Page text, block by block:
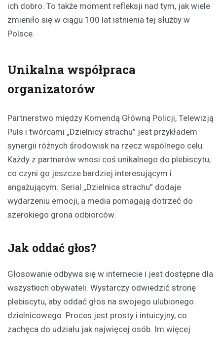
ich dobro. To także moment refleksji nad tym, jak wiele
zmieniło się w ciągu 100 lat istnienia tej służby w
Polsce.
Unikalna współpraca
organizatorów
Partnerstwo między Komendą Główną Policji, Telewizją
Puls i twórcami „Dzielnicy strachu” jest przykładem
synergii różnych środowisk na rzecz wspólnego celu.
Każdy z partnerów wnosi coś unikalnego do plebiscytu,
co czyni go jeszcze bardziej interesującym i
angażującym. Serial „Dzielnica strachu” dodaje
wydarzeniu emocji, a media pomagają dotrzeć do
szerokiego grona odbiorców.
Jak oddać głos?
Głosowanie odbywa się w internecie i jest dostępne dla
wszystkich obywateli. Wystarczy odwiedzić stronę
plebiscytu, aby oddać głos na swojego ulubionego
dzielnicowego. Proces jest prosty i intuicyjny, co
zachęca do udziału jak najwięcej osób. Im więcej